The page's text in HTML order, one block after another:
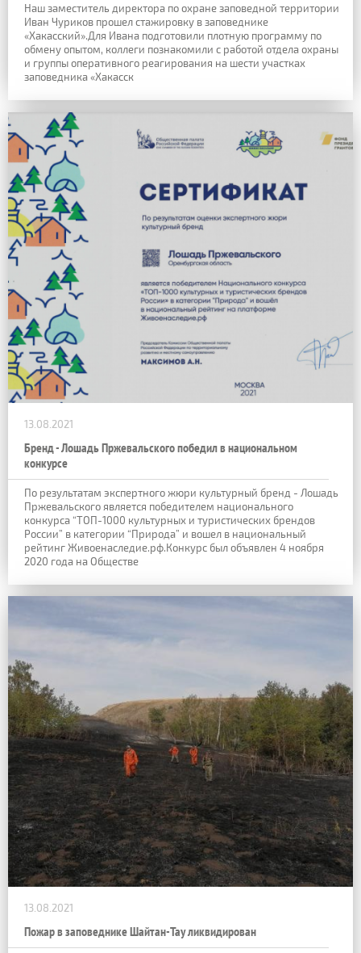
Наш заместитель директора по охране заповедной территории
Иван Чуриков прошел стажировку в заповеднике
«Хакасский».Для Ивана подготовили плотную программу по
обмену опытом, коллеги познакомили с работой отдела охраны
и группы оперативного реагирования на шести участках
заповедника «Хакасск
13.08.2021
Бренд - Лошадь Пржевальского победил в национальном
конкурсе
По результатам экспертного жюри культурный бренд - Лошадь
Пржевальского является победителем национального
конкурса “ТОП-1000 культурных и туристических брендов
России” в категории “Природа” и вошел в национальный
рейтинг Живоенаследие.рф.Конкурс был объявлен 4 ноября
2020 года на Обществе
13.08.2021
Пожар в заповеднике Шайтан-Тау ликвидирован